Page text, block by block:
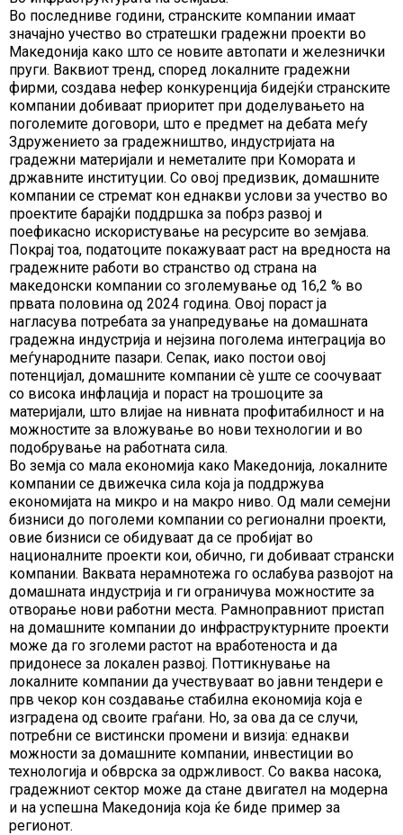
Во последниве години, странските компании имаат
значајно учество во стратешки градежни проекти во
Македонија како што се новите автопати и железнички
пруги. Ваквиот тренд, според локалните градежни
фирми, создава нефер конкуренција бидејќи странските
компании добиваат приоритет при доделувањето на
поголемите договори, што е предмет на дебата меѓу
Здружението за градежништво, индустријата на
градежни материјали и неметалите при Комората и
државните институции. Со овој предизвик, домашните
компании се стремат кон еднакви услови за учество во
проектите барајќи поддршка за побрз развој и
поефикасно искористување на ресурсите во земјава.
Покрај тоа, податоците покажуваат раст на вредноста на
градежните работи во странство од страна на
македонски компании со зголемување од 16,2 % во
првата половина од 2024 година. Овој пораст ја
нагласува потребата за унапредување на домашната
градежна индустрија и нејзина поголема интеграција во
меѓународните пазари. Сепак, иако постои овој
потенцијал, домашните компании сè уште се соочуваат
со висока инфлација и пораст на трошоците за
материјали, што влијае на нивната профитабилност и на
можностите за вложување во нови технологии и во
подобрување на работната сила.
Во земја со мала економија како Македонија, локалните
компании се движечка сила која ја поддржува
економијата на микро и на макро ниво. Од мали семејни
бизниси до поголеми компании со регионални проекти,
овие бизниси се обидуваат да се пробијат во
националните проекти кои, обично, ги добиваат странски
компании. Ваквата нерамнотежа го ослабува развојот на
домашната индустрија и ги ограничува можностите за
отворање нови работни места. Рамноправниот пристап
на домашните компании до инфраструктурните проекти
може да го зголеми растот на вработеноста и да
придонесе за локален развој. Поттикнување на
локалните компании да учествуваат во јавни тендери е
прв чекор кон создавање стабилна економија која е
изградена од своите граѓани. Но, за ова да се случи,
потребни се вистински промени и визија: еднакви
можности за домашните компании, инвестиции во
технологија и обврска за одржливост. Со ваква насока,
градежниот сектор може да стане двигател на модерна
и на успешна Македонија која ќе биде пример за
регионот.